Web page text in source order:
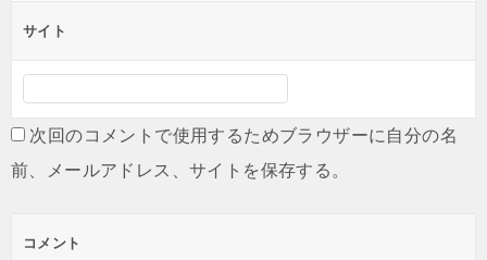
サイト
次回のコメントで使用するためブラウザーに自分の名
前、メールアドレス、サイトを保存する。
コメント